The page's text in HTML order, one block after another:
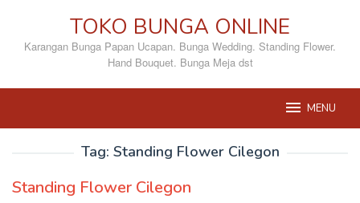
konten
TOKO BUNGA ONLINE
Karangan Bunga Papan Ucapan. Bunga Wedding. Standing Flower.
Hand Bouquet. Bunga Meja dst
MENU
Tag: Standing Flower Cilegon
Standing Flower Cilegon